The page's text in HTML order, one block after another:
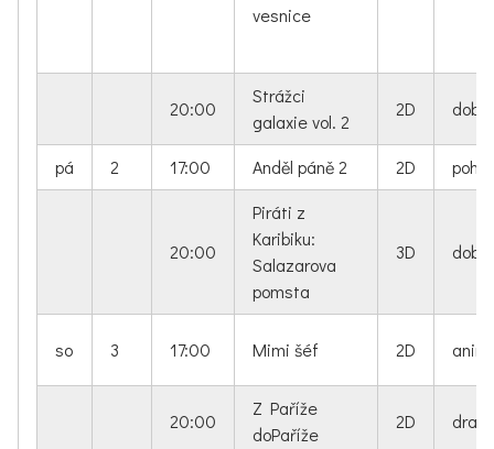
vesnice
20:00
Strážci
galaxie vol. 2
2D
pá 2 17:00 Anděl páně 2 2D
20:00
Piráti z
Karibiku:
Salazarova
pomsta
3D
so 3 17:00 Mimi šéf 2D
20:00
Z Paříže
doPaříže
2D